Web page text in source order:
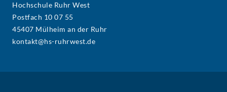
Hochschule Ruhr West
Postfach 10 07 55
45407 Mülheim an der Ruhr
kontakt@hs-ruhrwest.de